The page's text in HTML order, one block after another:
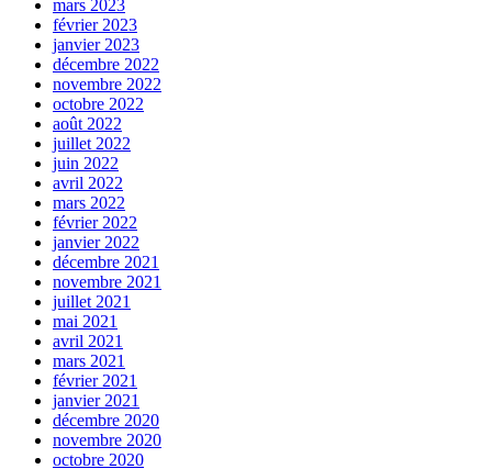
mars 2023
février 2023
janvier 2023
décembre 2022
novembre 2022
octobre 2022
août 2022
juillet 2022
juin 2022
avril 2022
mars 2022
février 2022
janvier 2022
décembre 2021
novembre 2021
juillet 2021
mai 2021
avril 2021
mars 2021
février 2021
janvier 2021
décembre 2020
novembre 2020
octobre 2020